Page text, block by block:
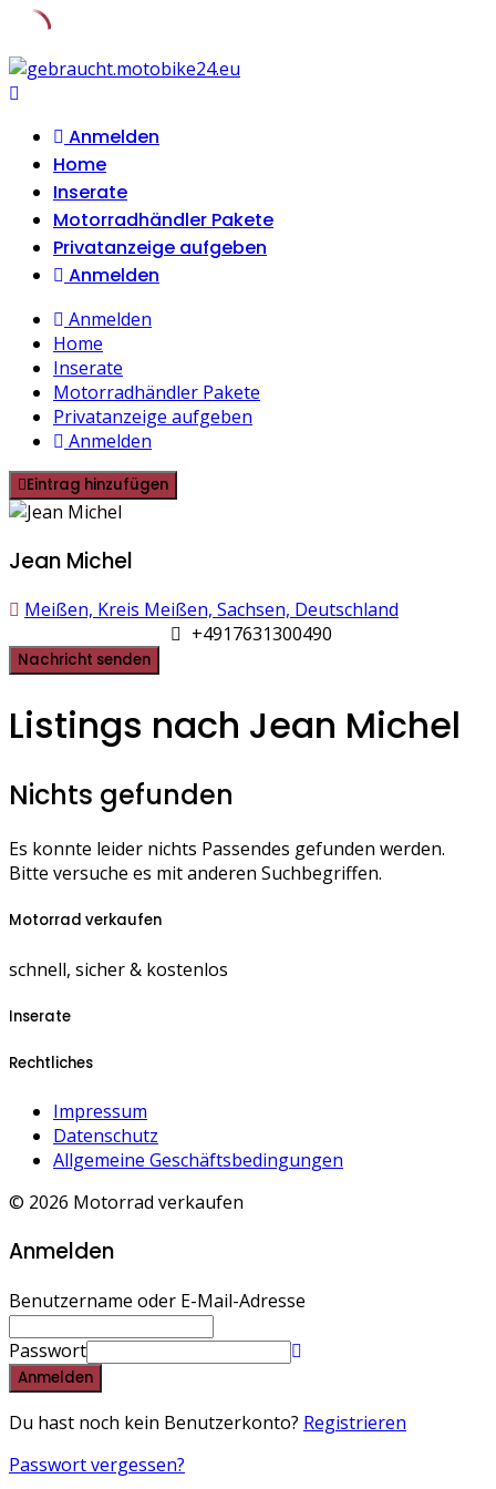
Skip
to
Anmelden
Home
Inserate
Motorradhändler Pakete
Privatanzeige aufgeben
Anmelden
Anmelden
Home
Inserate
Motorradhändler Pakete
Privatanzeige aufgeben
Anmelden
Eintrag hinzufügen
Jean Michel
Meißen, Kreis Meißen, Sachsen, Deutschland
+4917631300490
Nachricht senden
Listings nach Jean Michel
Nichts gefunden
Es konnte leider nichts Passendes gefunden werden.
Bitte versuche es mit anderen Suchbegriffen.
Motorrad verkaufen
schnell, sicher & kostenlos
Inserate
Rechtliches
Impressum
Datenschutz
Allgemeine Geschäftsbedingungen
© 2026 Motorrad verkaufen
Anmelden
Benutzername oder E-Mail-Adresse
Passwort
Anmelden
Du hast noch kein Benutzerkonto? Registrieren
Passwort vergessen?